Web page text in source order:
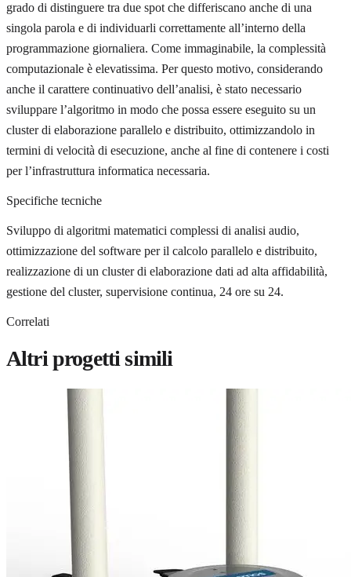
grado di distinguere tra due spot che differiscano anche di una
singola parola e di individuarli correttamente all’interno della
programmazione giornaliera. Come immaginabile, la complessità
computazionale è elevatissima. Per questo motivo, considerando
anche il carattere continuativo dell’analisi, è stato necessario
sviluppare l’algoritmo in modo che possa essere eseguito su un
cluster di elaborazione parallelo e distribuito, ottimizzandolo in
termini di velocità di esecuzione, anche al fine di contenere i costi
per l’infrastruttura informatica necessaria.
Specifiche tecniche
Sviluppo di algoritmi matematici complessi di analisi audio,
ottimizzazione del software per il calcolo parallelo e distribuito,
realizzazione di un cluster di elaborazione dati ad alta affidabilità,
gestione del cluster, supervisione continua, 24 ore su 24.
Correlati
Altri progetti simili